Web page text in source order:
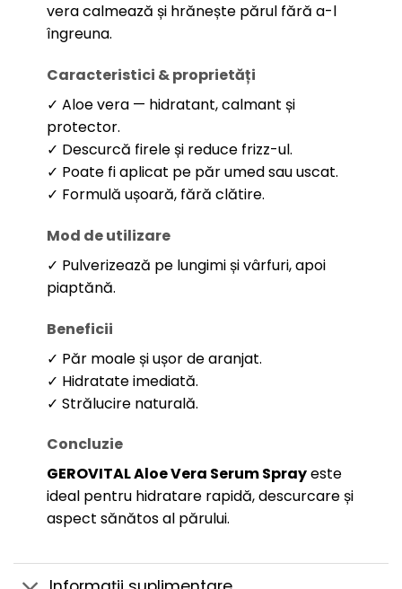
vera calmează și hrănește părul fără a-l
îngreuna.
Caracteristici & proprietăți
✓ Aloe vera — hidratant, calmant și
protector.
✓ Descurcă firele și reduce frizz-ul.
✓ Poate fi aplicat pe păr umed sau uscat.
✓ Formulă ușoară, fără clătire.
Mod de utilizare
✓ Pulverizează pe lungimi și vârfuri, apoi
piaptănă.
Beneficii
✓ Păr moale și ușor de aranjat.
✓ Hidratate imediată.
✓ Strălucire naturală.
Concluzie
GEROVITAL Aloe Vera Serum Sprayeste
ideal pentru hidratare rapidă, descurcare și
aspect sănătos al părului.